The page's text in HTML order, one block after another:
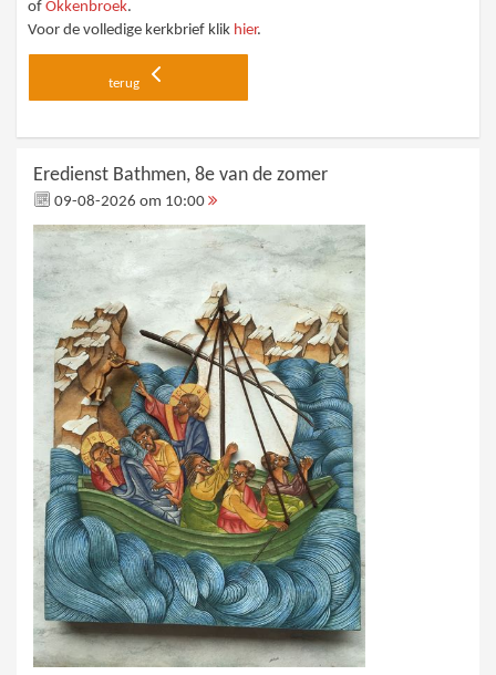
ofOkkenbroek.
Voor de volledige kerkbrief klik hier.
terug
Eredienst Bathmen, 8e van de zomer
09-08-2026 om 10:00